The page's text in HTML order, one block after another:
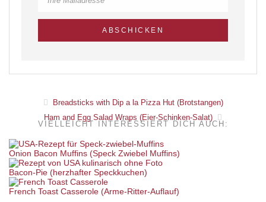
Breadsticks with Dip a la Pizza Hut (Brotstangen)
Ham and Egg Salad Wraps (Eier-Schinken-Salat)
VIELLEICHT INTERESSIERT DICH AUCH:
Onion Bacon Muffins (Speck Zwiebel Muffins)
Bacon-Pie (herzhafter Speckkuchen)
French Toast Casserole (Arme-Ritter-Auflauf)